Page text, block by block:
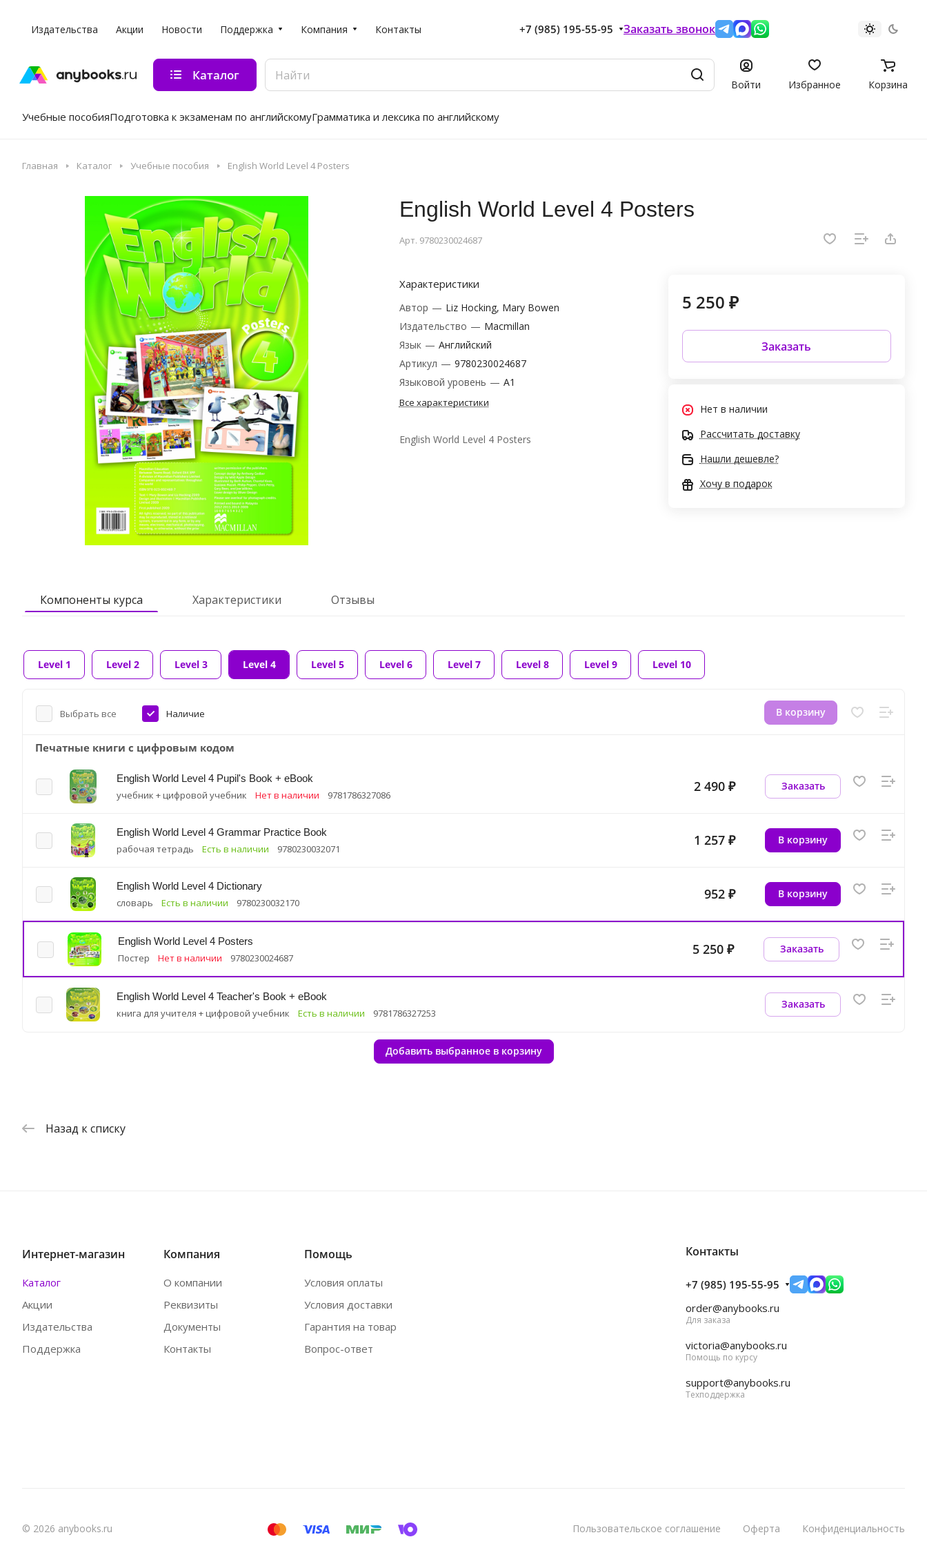
Издательства Акции Новости Поддержка Компания Контакты +7 (985) 195-55-95 Заказать звонок
Каталог
Войти Избранное Корзина
Учебные пособияПодготовка к экзаменам по английскомуГрамматика и лексика по английскому
Главная Каталог Учебные пособия English World Level 4 Posters
English World Level 4 Posters
Арт. 9780230024687
Характеристики
Автор — Liz Hocking, Mary Bowen
Издательство — Macmillan
Язык — Английский
Артикул — 9780230024687
Языковой уровень — A1
Все характеристики
English World Level 4 Posters
5 250 ₽
Заказать
Нет в наличии
Рассчитать доставку
Нашли дешевле?
Хочу в подарок
Компоненты курса Характеристики Отзывы
Level 1 Level 2 Level 3 Level 4 Level 5 Level 6 Level 7 Level 8 Level 9 Level 10
Выбрать все Наличие В корзину
Печатные книги с цифровым кодом
English World Level 4 Pupil's Book + eBook
учебник + цифровой учебник Нет в наличии 9781786327086
2 490 ₽ Заказать
English World Level 4 Grammar Practice Book
рабочая тетрадь Есть в наличии 9780230032071
1 257 ₽ В корзину
English World Level 4 Dictionary
словарь Есть в наличии 9780230032170
952 ₽ В корзину
English World Level 4 Posters
Постер Нет в наличии 9780230024687
5 250 ₽ Заказать
English World Level 4 Teacher's Book + eBook
книга для учителя + цифровой учебник Есть в наличии 9781786327253
Заказать
Добавить выбранное в корзину
Назад к списку
Интернет-магазин
Каталог
Акции
Издательства
Поддержка
Компания
О компании
Реквизиты
Документы
Контакты
Помощь
Условия оплаты
Условия доставки
Гарантия на товар
Вопрос-ответ
Контакты
+7 (985) 195-55-95
order@anybooks.ru
Для заказа
victoria@anybooks.ru
Помощь по курсу
support@anybooks.ru
Техподдержка
© 2026 anybooks.ru Пользовательское соглашение Оферта Конфиденциальность